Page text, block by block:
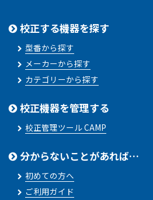
校正する機器を探す
型番から探す
メーカーから探す
カテゴリーから探す
校正機器を管理する
校正管理ツール CAMP
分からないことがあれば…
初めての方へ
ご利用ガイド